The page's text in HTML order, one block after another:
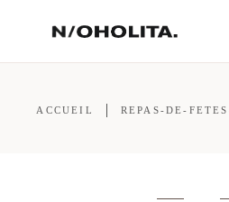
ACCUEIL REPAS-DE-